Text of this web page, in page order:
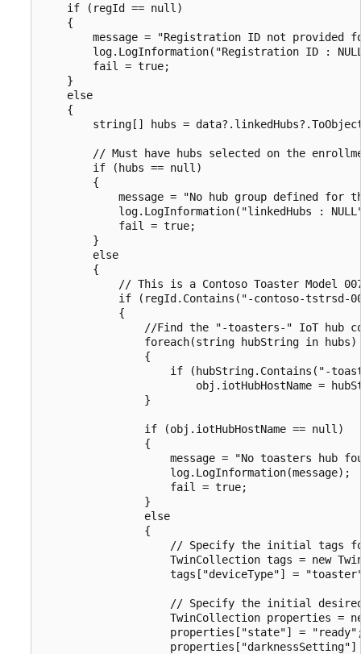
    if (regId == null)
    {
message = "Registration ID not provided
log.LogInformation("Registration ID :
        fail = true;
    }
    else
    {
string[] hubs =
// Must have hubs selected on the
        if (hubs == null)
        {
message = "No hub group defined for
log.LogInformation("linkedHubs :
            fail = true;
        }
        else
        {
// This is a Contoso Toaster Model
if (regId.Contains("-contoso-tstrsd-
            {
//Find the "-toasters-" IoT hub
                foreach(string hubString in hubs)
                {
if (hubString.Contains("-
obj.iotHubHostName =
                }
                if (obj.iotHubHostName == null)
                {
message = "No toasters hub
                    log.LogInformation(message);
                    fail = true;
                }
                else
                {
// Specify the initial tags
TwinCollection tags = new
tags["deviceType"] =
// Specify the initial
TwinCollection properties =
properties["state"] =
properties["darknessSetting"]